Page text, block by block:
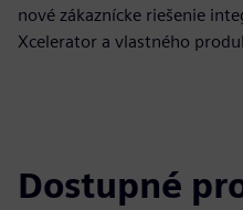
nové zákaznícke riešenie
Xcelerator a vlastného
Dostupné